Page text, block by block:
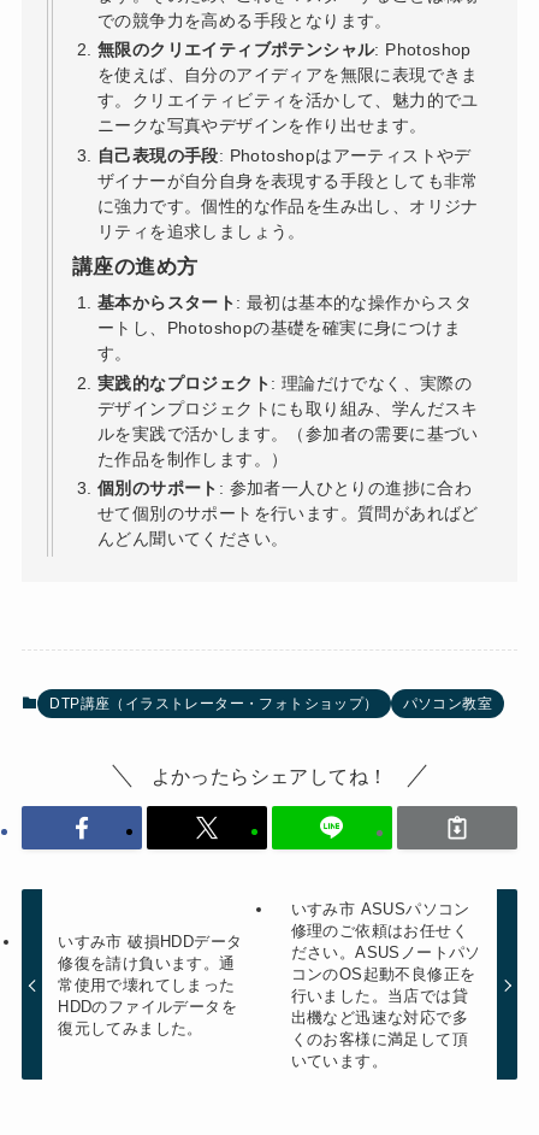
での競争力を高める手段となります。
無限のクリエイティブポテンシャル: Photoshop
を使えば、自分のアイディアを無限に表現できま
す。クリエイティビティを活かして、魅力的でユ
ニークな写真やデザインを作り出せます。
自己表現の手段: Photoshopはアーティストやデ
ザイナーが自分自身を表現する手段としても非常
に強力です。個性的な作品を生み出し、オリジナ
リティを追求しましょう。
講座の進め方
基本からスタート: 最初は基本的な操作からスタ
ートし、Photoshopの基礎を確実に身につけま
す。
実践的なプロジェクト: 理論だけでなく、実際の
デザインプロジェクトにも取り組み、学んだスキ
ルを実践で活かします。（参加者の需要に基づい
た作品を制作します。）
個別のサポート : 参加者一人ひとりの進捗に合わ
せて個別のサポートを行います。質問があればど
んどん聞いてください。
DTP講座（イラストレーター・フォトショップ） パソコン教室
よかったらシェアしてね！
いすみ市 破損HDDデータ
修復を請け負います。通
常使用で壊れてしまった
HDDのファイルデータを
復元してみました。
いすみ市 ASUSパソコン
修理のご依頼はお任せく
ださい。ASUSノートパソ
コンのOS起動不良修正を
行いました。当店では貸
出機など迅速な対応で多
くのお客様に満足して頂
いています。